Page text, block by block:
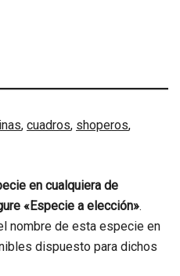
, cuadros, shoperos,
en cualquiera de
«Especie a elección».
nombre de esta especie en
dispuesto para dichos